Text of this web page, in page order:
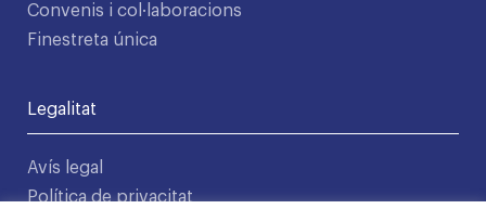
Convenis i col·laboracions
Finestreta única
Legalitat
Avís legal
Política de privacitat